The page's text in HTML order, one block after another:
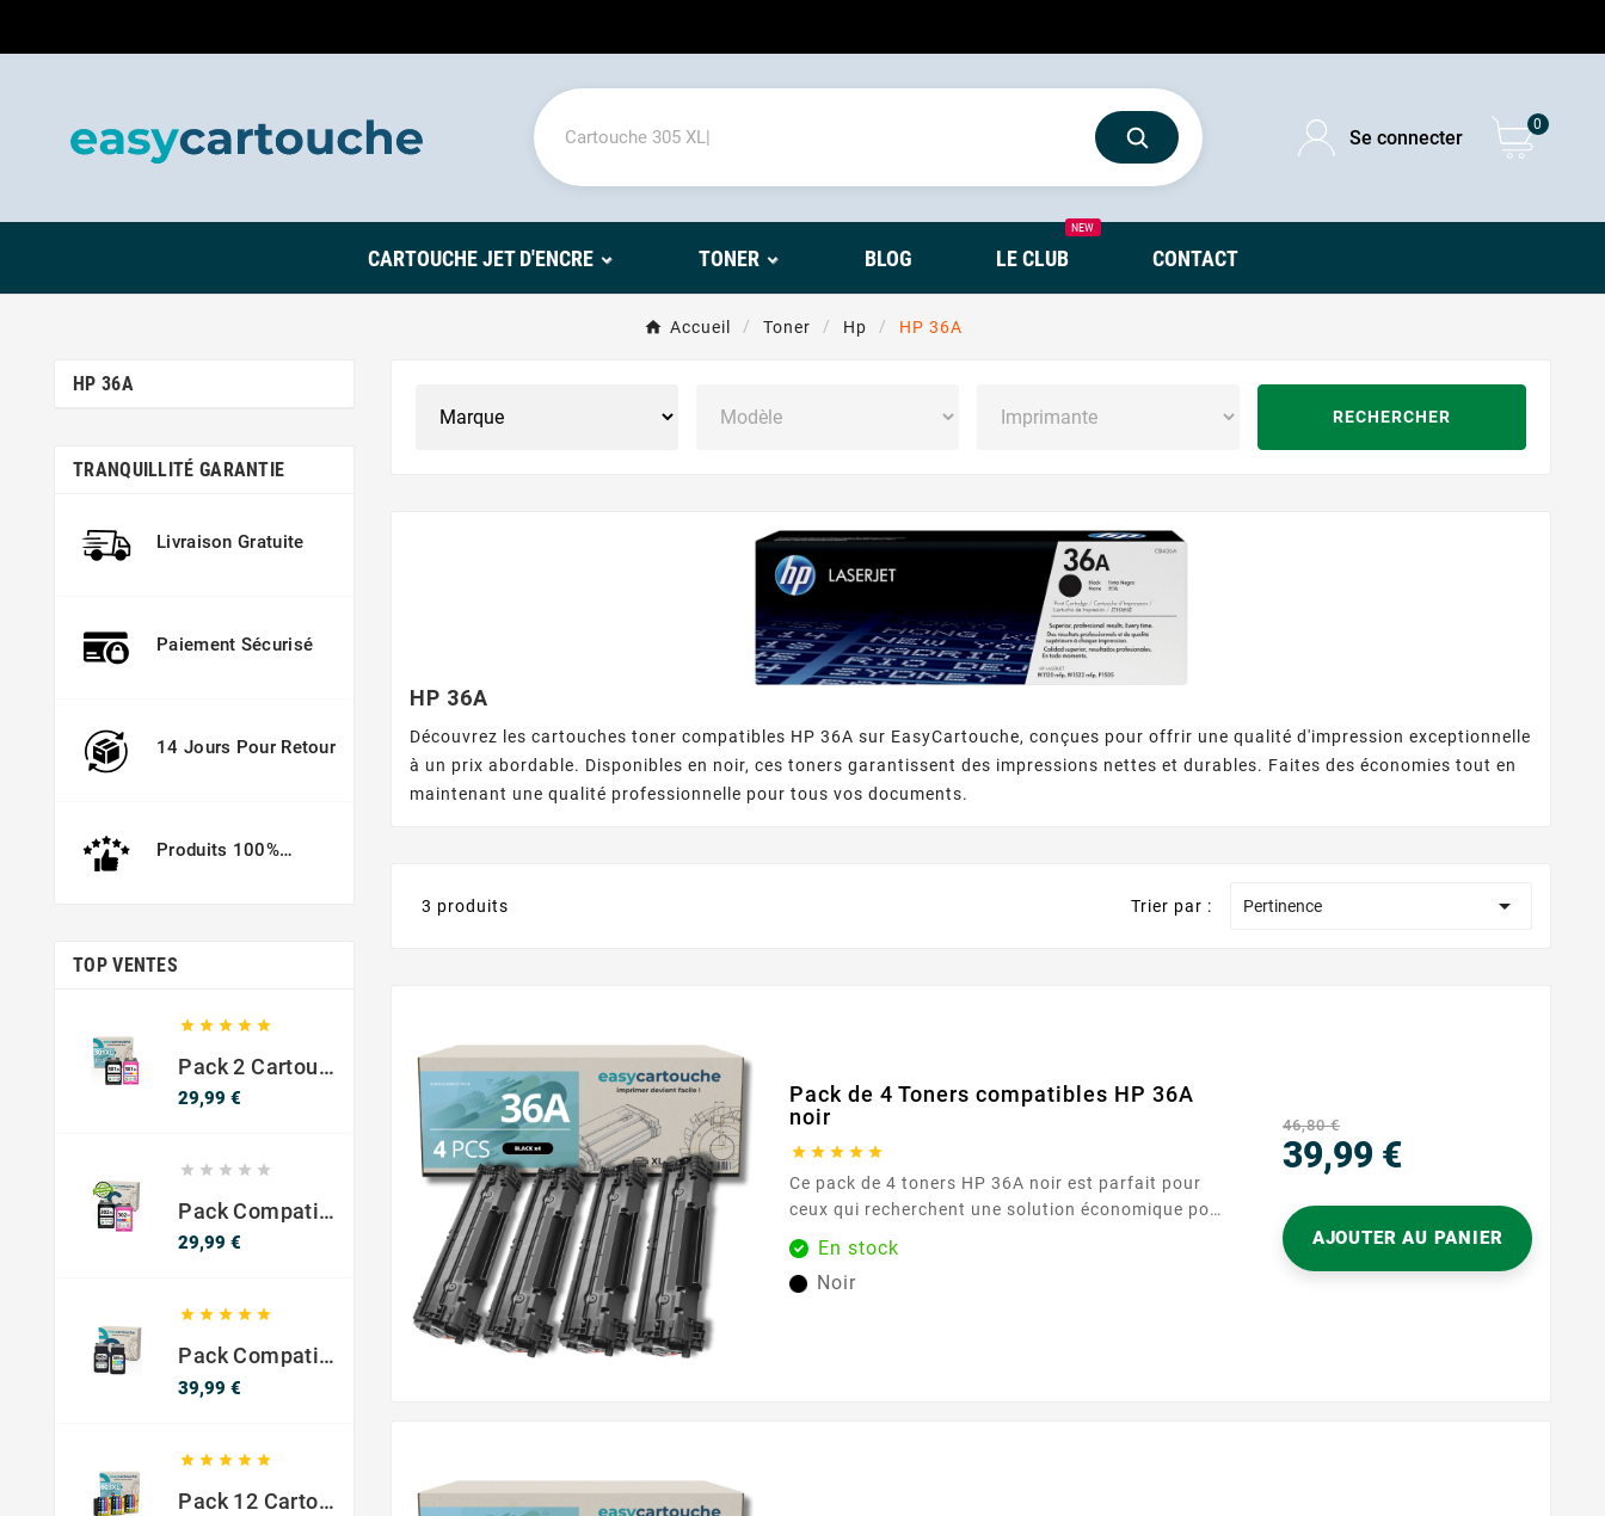
Se connecter
0
CARTOUCHE JET D'ENCRE TONER BLOG LE CLUB
NEW
CONTACT
Accueil Toner Hp HP 36A
HP 36A
TRANQUILLITÉ GARANTIE
Livraison Gratuite
Paiement Sécurisé
14 Jours Pour Retour
Produits 100%
TOP VENTES
    
Pack 2 Cartouches Compatible Avec HP 301 XL Noir Et Couleur
29,99 €
    
Pack Compatible Avec HP 302 XL Noir Et Couleur - SANS NIVEAU ENCRE
29,99 €
    
Pack Compatible Canon PG-540 XL / CL-541 XL – Noir & Couleur – Haute Capacité
39,99 €
    
Pack 12 Cartouches Compatible EPSON 603XL
RECHERCHER
HP 36A
Découvrez les cartouches toner compatibles HP 36A sur EasyCartouche, conçues pour offrir une qualité d'impression exceptionnelle
à un prix abordable. Disponibles en noir, ces toners garantissent des impressions nettes et durables. Faites des économies tout en
maintenant une qualité professionnelle pour tous vos documents.
3 produits Trier par : Pertinence 
Pack de 4 Toners compatibles HP 36A
noir
    
Ce pack de 4 toners HP 36A noir est parfait pour
ceux qui recherchent une solution économique pour
leurs besoins d'impression. Chaque toner a une
capacité d'impression de 2000 pages, assurant des
performances fiables et durables. Caractéristiques
En stock
Noir
46,80 €
39,99 €
AJOUTER AU PANIER